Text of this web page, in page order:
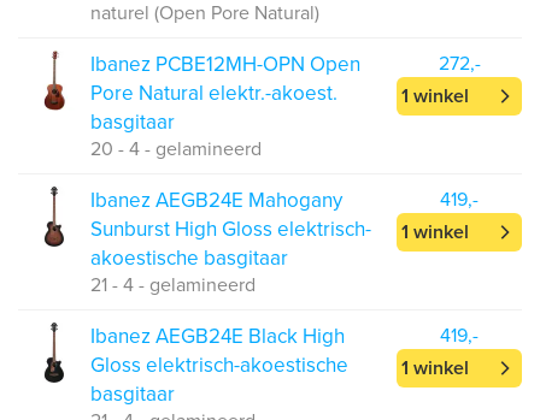
naturel (Open Pore Natural)
Ibanez PCBE12MH-OPN Open
Pore Natural elektr.-akoest.
basgitaar
20 - 4 - gelamineerd
272,-
1 winkel
Ibanez AEGB24E Mahogany
Sunburst High Gloss elektrisch-
akoestische basgitaar
21 - 4 - gelamineerd
419,-
1 winkel
Ibanez AEGB24E Black High
Gloss elektrisch-akoestische
basgitaar
419,-
1 winkel